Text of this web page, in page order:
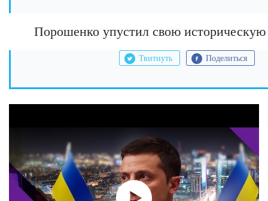
Порошенко упустил свою
Твитнуть Поделиться